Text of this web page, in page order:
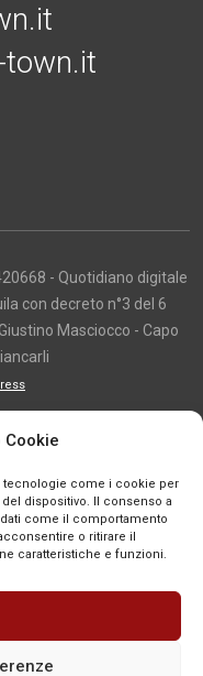
Cookie
come i cookie per
dispositivo. Il consenso a
come il comportamento
o ritirare il
caratteristiche e funzioni.
- Quotidiano digitale
con decreto n°3 del 6
Masciocco - Capo
sono protetti da copyright e
dei contenuti è consentita
la fonte, con link diretto
provenienti da terze
d’autore o norme vigenti, è